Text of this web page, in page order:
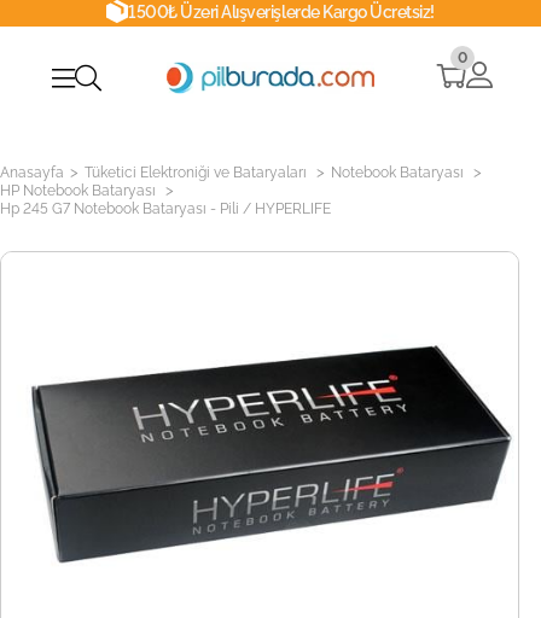
1500₺ Üzeri Alışverişlerde Kargo Ücretsiz!
0
Anasayfa > Tüketici Elektroniği ve Bataryaları > Notebook Bataryası >
HP Notebook Bataryası >
Hp 245 G7 Notebook Bataryası - Pili / HYPERLIFE